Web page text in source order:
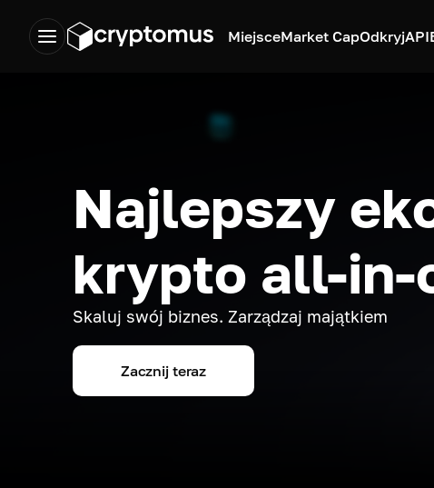
MiejsceMarket CapOdkryjAPI
Najlepszy
krypto all-in-
Skaluj swój biznes. Zarządzaj majątkiem
Zacznij teraz